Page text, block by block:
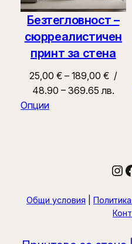
Безтегловност –
сюрреалистичен
принт за стена
25,00 € – 189,00 €Price
range:
/
48.90 – 369.65 лв.
Опции
Общи условия